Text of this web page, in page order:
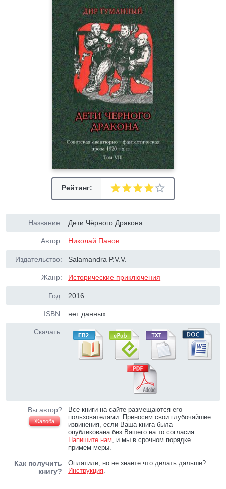
Рейтинг:
Название: Дети Чёрного Дракона
Автор: Николай Панов
Издательство: Salamandra P.V.V.
Жанр: Исторические приключения
Год: 2016
ISBN: нет данных
Скачать:
Вы автор?
Жалоба
Все книги на сайте размещаются его
пользователями. Приносим свои глубочайшие
извинения, если Ваша книга была
опубликована без Вашего на то согласия.
Напишите нам, и мы в срочном порядке
примем меры.
Как получить
книгу?
Оплатили, но не знаете что делать дальше?
Инструкция.